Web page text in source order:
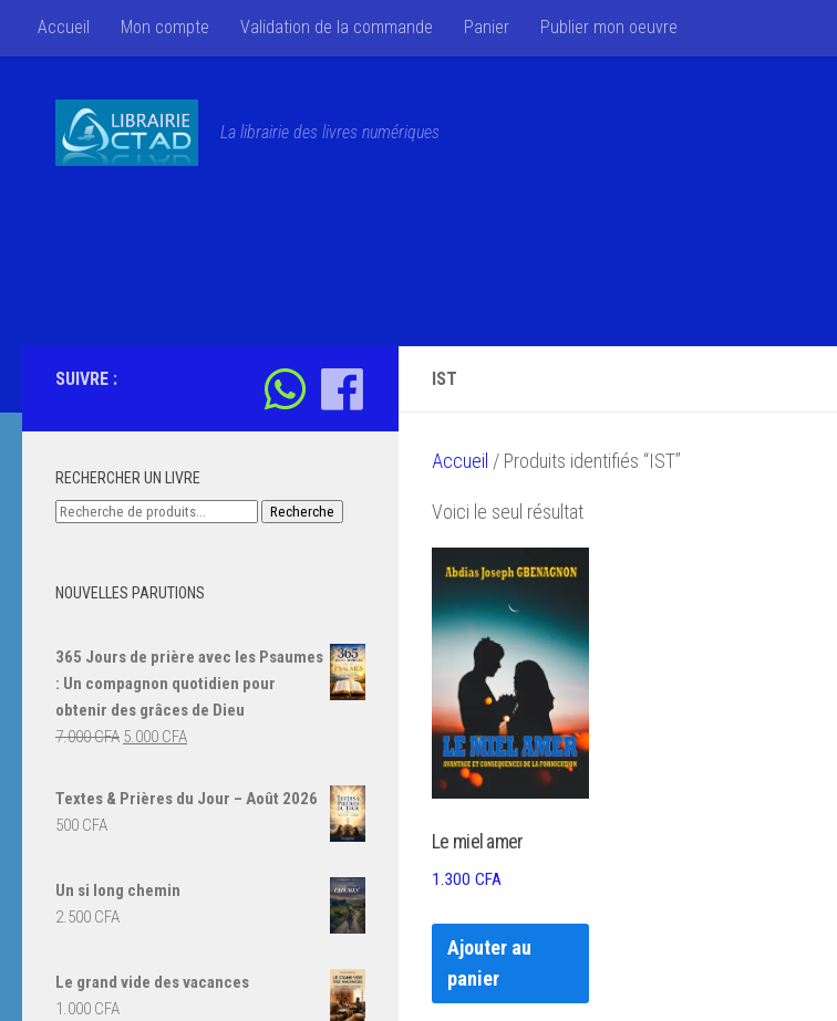
Skip to content
Accueil Mon compte Validation de la commande Panier Publier mon oeuvre
La librairie des livres numériques
IST
Accueil / Produits identifiés “IST”
Voici le seul résultat
Le miel amer
1.300 CFA
Ajouter au
panier
SUIVRE :
RECHERCHER UN LIVRE
Recherche
Recherche
NOUVELLES PARUTIONS
365 Jours de prière avec les Psaumes
: Un compagnon quotidien pour
obtenir des grâces de Dieu
7.000CFA Le
initial
5.000 CFALe
actuel
Textes & Prières du Jour – Août 2026
500 CFA
Un si long chemin
2.500 CFA
Le grand vide des vacances
1.000 CFA